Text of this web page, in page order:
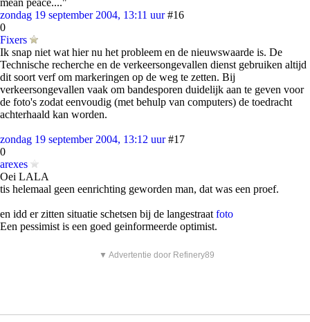
mean peace...."
zondag 19 september 2004, 13:11 uur #16
0
Fixers
Ik snap niet wat hier nu het probleem en de nieuwswaarde is. De
Technische recherche en de verkeersongevallen dienst gebruiken altijd
dit soort verf om markeringen op de weg te zetten. Bij
verkeersongevallen vaak om bandesporen duidelijk aan te geven voor
de foto's zodat eenvoudig (met behulp van computers) de toedracht
achterhaald kan worden.
zondag 19 september 2004, 13:12 uur #17
0
arexes
Oei LALA
tis helemaal geen eenrichting geworden man, dat was een proef.
en idd er zitten situatie schetsen bij de langestraat foto
Een pessimist is een goed geinformeerde optimist.
▼ Advertentie door Refinery89